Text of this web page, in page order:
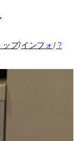
ップ/インフォ/?